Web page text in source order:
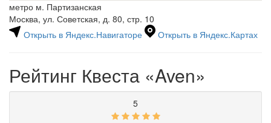
метро м. Партизанская
Москва, ул. Советская, д. 80, стр. 10
Открыть в Яндекс.Навигаторе
Открыть в Яндекс.Картах
Рейтинг Квеста «Aven»
5